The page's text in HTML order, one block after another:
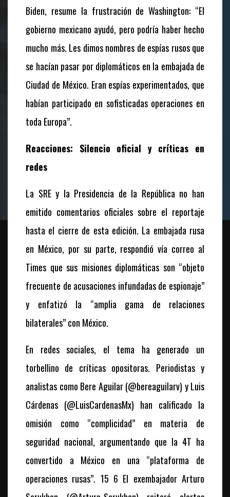
Biden, resume la frustración de Washington: “El
gobierno mexicano ayudó, pero podría haber hecho
mucho más. Les dimos nombres de espías rusos que
se hacían pasar por diplomáticos en la embajada de
Ciudad de México. Eran espías experimentados, que
habían participado en sofisticadas operaciones en
toda Europa”.
Reacciones: Silencio oficial y críticas en
redes
La SRE y la Presidencia de la República no han
emitido comentarios oficiales sobre el reportaje
hasta el cierre de esta edición. La embajada rusa
en México, por su parte, respondió vía correo al
Times que sus misiones diplomáticas son “objeto
frecuente de acusaciones infundadas de espionaje”
y enfatizó la “amplia gama de relaciones
bilaterales” con México.
En redes sociales, el tema ha generado un
torbellino de críticas opositoras. Periodistas y
analistas como Bere Aguilar (@bereaguilarv) y Luis
Cárdenas (@LuisCardenasMx) han calificado la
omisión como “complicidad” en materia de
seguridad nacional, argumentando que la 4T ha
convertido a México en una “plataforma de
operaciones rusas”. 15 6 El exembajador Arturo